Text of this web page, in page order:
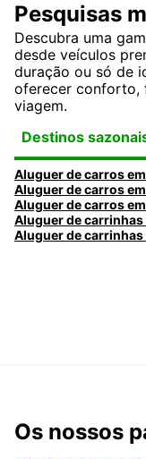
Pesquisas
Descubra uma
desde veículos
duração ou só de
oferecer conforto,
viagem.
Destinos
Os nossos